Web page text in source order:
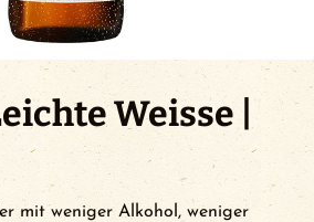
Weisse |
mit weniger Alkohol, weniger